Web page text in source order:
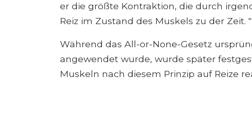
er die größte Kontraktion, die durch
Reiz im Zustand des Muskels zu der Zeit. "
Während das All-or-None-Gesetz
angewendet wurde, wurde später
Muskeln nach diesem Prinzip auf Reize